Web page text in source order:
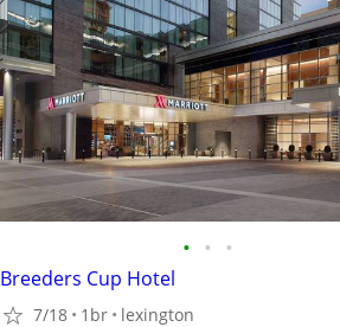
• • •
Breeders Cup Hotel
7/18 1br lexington